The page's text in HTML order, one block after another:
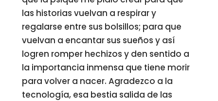
las historias vuelvan a respirar y
regalarse entre sus bolsillos; para que
vuelvan a encantar sus sueños y así
logren romper hechizos y den sentido a
la importancia inmensa que tiene morir
para volver a nacer. Agradezco a la
tecnología, esa bestia salida de las